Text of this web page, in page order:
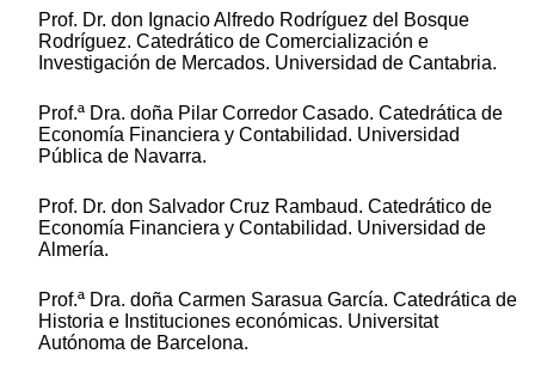
Prof. Dr. don Ignacio Alfredo Rodríguez del Bosque
Rodríguez. Catedrático de Comercialización e
Investigación de Mercados. Universidad de Cantabria.
Prof.ª Dra. doña Pilar Corredor Casado. Catedrática de
Economía Financiera y Contabilidad. Universidad
Pública de Navarra.
Prof. Dr. don Salvador Cruz Rambaud. Catedrático de
Economía Financiera y Contabilidad. Universidad de
Almería.
Prof.ª Dra. doña Carmen Sarasua García. Catedrática de
Historia e Instituciones económicas. Universitat
Autónoma de Barcelona.